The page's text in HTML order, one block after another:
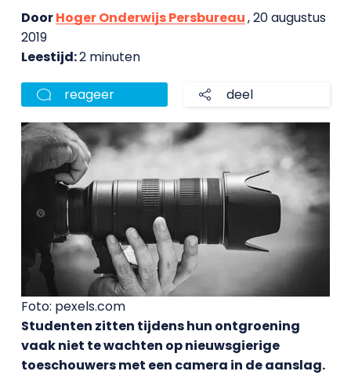
DoorHoger Onderwijs Persbureau, 20 augustus
2019
Leestijd:2 minuten
reageer deel
Foto: pexels.com
Studenten zitten tijdens hun ontgroening
vaak niet te wachten op nieuwsgierige
toeschouwers met een camera in de aanslag.